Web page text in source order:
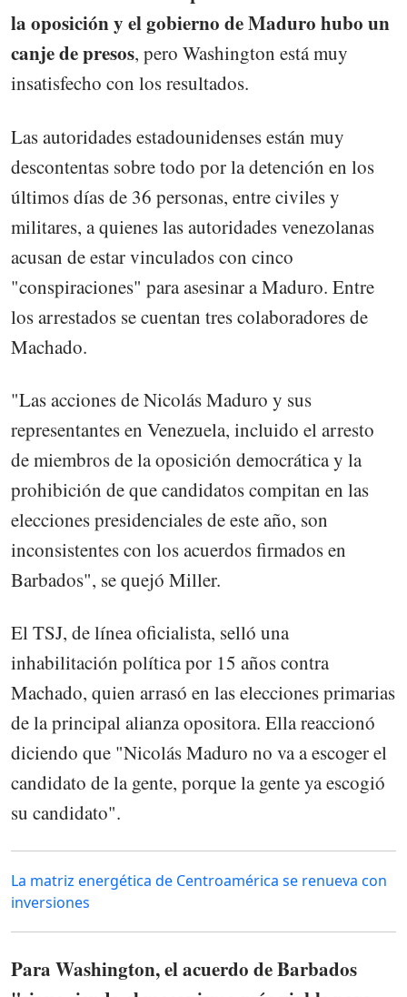
la oposición y el gobierno de Maduro hubo un
canje de presos, pero Washington está muy
insatisfecho con los resultados.
Las autoridades estadounidenses están muy
descontentas sobre todo por la detención en los
últimos días de 36 personas, entre civiles y
militares, a quienes las autoridades venezolanas
acusan de estar vinculados con cinco
"conspiraciones" para asesinar a Maduro. Entre
los arrestados se cuentan tres colaboradores de
Machado.
"Las acciones de Nicolás Maduro y sus
representantes en Venezuela, incluido el arresto
de miembros de la oposición democrática y la
prohibición de que candidatos compitan en las
elecciones presidenciales de este año, son
inconsistentes con los acuerdos firmados en
Barbados", se quejó Miller.
El TSJ, de línea oficialista, selló una
inhabilitación política por 15 años contra
Machado, quien arrasó en las elecciones primarias
de la principal alianza opositora. Ella reaccionó
diciendo que "Nicolás Maduro no va a escoger el
candidato de la gente, porque la gente ya escogió
su candidato".
La matriz energética de Centroamérica se renueva con
inversiones
Para Washington, el acuerdo de Barbados